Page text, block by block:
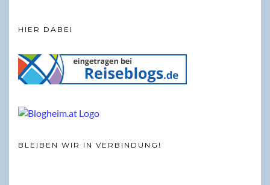
HIER DABEI
BLEIBEN WIR IN VERBINDUNG!